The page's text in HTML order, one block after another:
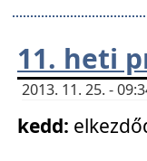
11. heti
2013. 11. 25. -
kedd: